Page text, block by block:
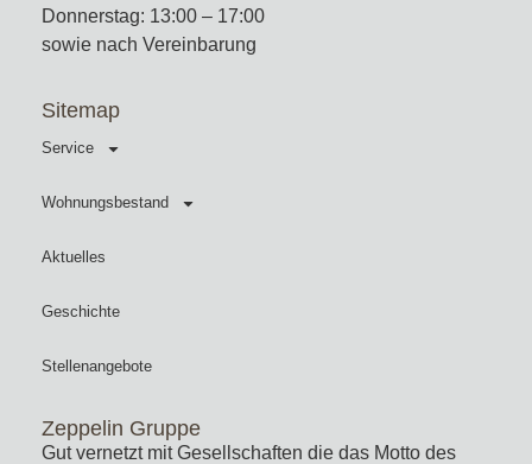
Donnerstag: 13:00 – 17:00
sowie nach Vereinbarung
Sitemap
Service
Wohnungsbestand
Aktuelles
Geschichte
Stellenangebote
Zeppelin Gruppe
Gut vernetzt mit Gesellschaften die das Motto des